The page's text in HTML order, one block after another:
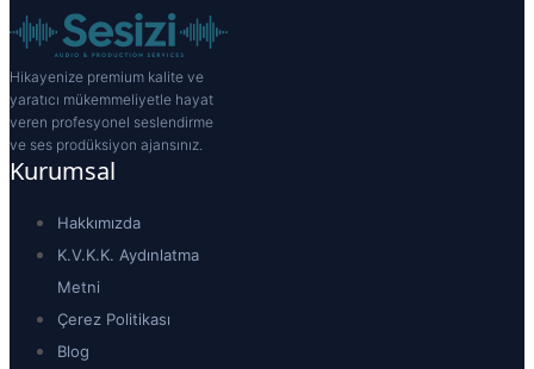
Hikayenize premium kalite ve
yaratıcı mükemmeliyetle hayat
veren profesyonel seslendirme
ve ses prodüksiyon ajansınız.
Kurumsal
Hakkımızda
K.V.K.K. Aydınlatma
Metni
Çerez Politikası
Blog